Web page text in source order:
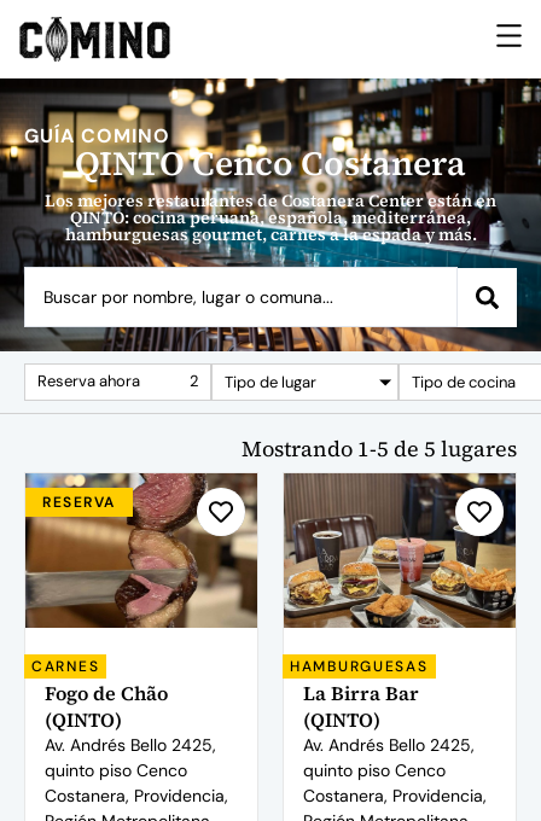
GUÍA COMINO
QINTO Cenco Costanera
Los mejores restaurantes de Costanera Center están en
QINTO: cocina peruana, española, mediterránea,
hamburguesas gourmet, carnes a la espada y más.
Reserva ahora 2 Tipo de lugar Tipo de cocina
Mostrando 1-5 de 5 lugares
RESERVA
CARNES
Fogo de Chão
(QINTO)
Av. Andrés Bello 2425,
quinto piso Cenco
Costanera, Providencia,
HAMBURGUESAS
La Birra Bar
(QINTO)
Av. Andrés Bello 2425,
quinto piso Cenco
Costanera, Providencia,